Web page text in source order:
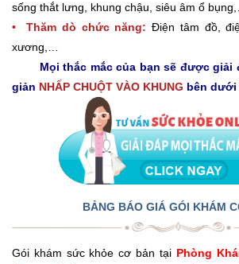
sống thắt lưng, khung chậu, siêu âm ổ
• Thăm dò chức năng:Điện tâm đồ,
xương,…
Mọi thắc mắc của bạn sẽ được giải
giản NHẤP CHUỘT VÀO KHUNG bên dưới
BẢNG BÁO GIÁ GÓI KHÁM
Gói khám sức khỏe cơ bản tại Phòng